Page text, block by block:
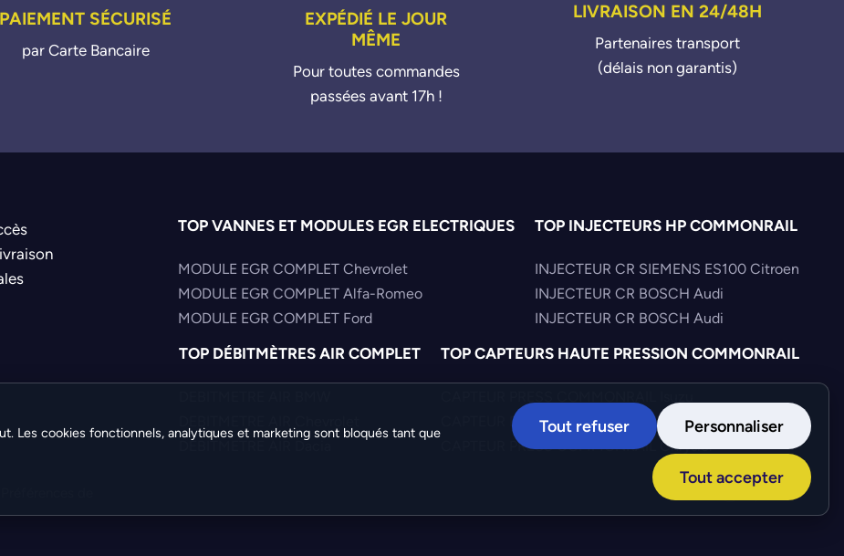
Multivan 6
Passat Alltrack Passat Polo
Tiguan Touareg Touran Transporter 6
XL1 E-Hybrid
PAIEMENT SÉCURISÉ
par Carte Bancaire
EXPÉDIÉ LE JOUR
MÊME
Pour toutes commandes
passées avant 17h !
LIVRAISON EN 24/48H
Partenaires transport
(délais non garantis)
TOP VANNES ET MODULES EGR ELECTRIQUES
MODULE EGR COMPLET Chevrolet
MODULE EGR COMPLET Alfa-Romeo
MODULE EGR COMPLET Ford
TOP INJECTEURS HP COMMONRAIL
INJECTEUR CR SIEMENS ES100 Citroen
INJECTEUR CR BOSCH Audi
INJECTEUR CR BOSCH Audi
TOP DÉBITMÈTRES AIR COMPLET
DEBITMETRE AIR Dacia
TOP CAPTEURS HAUTE PRESSION COMMONRAIL
CAPTEUR PRESS COMMONRAIL KHD
CAPTEUR PRESS COMMONRAIL Chrysler
Création :
Les cookies fonctionnels, analytiques et marketing sont bloqués tant que
Tout refuser Personnaliser
Tout accepter